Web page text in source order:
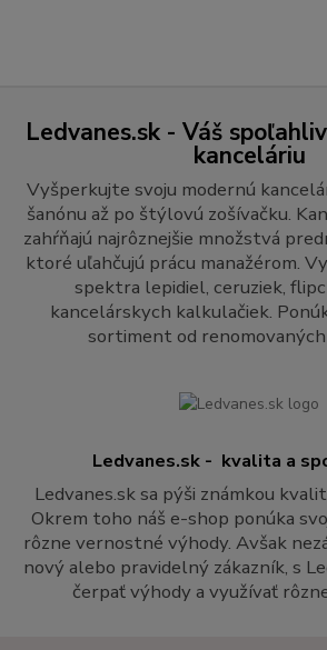
Ledvanes.sk - Váš
kanceláriu
Vyšperkujte svoju modernú
šanónu až po štýlovú zošívačku.
zahŕňajú najrôznejšie množstvá
ktoré uľahčujú prácu manažérom.
spektra lepidiel, ceruziek,
kancelárskych kalkulačiek.
sortiment od
Ledvanes.sk - kvalita a
Ledvanes.sk sa pýši známkou
Okrem toho náš e-shop ponúka
rôzne vernostné výhody. Avšak
nový alebo pravidelný zákazník, s
čerpať výhody a využívať